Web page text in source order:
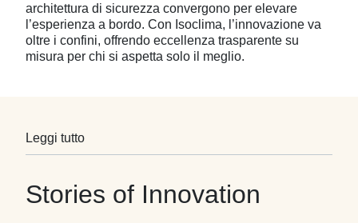
architettura di sicurezza convergono per elevare
l’esperienza a bordo. Con Isoclima, l’innovazione va
oltre i confini, offrendo eccellenza trasparente su
misura per chi si aspetta solo il meglio.
Leggi tutto
Stories of Innovation